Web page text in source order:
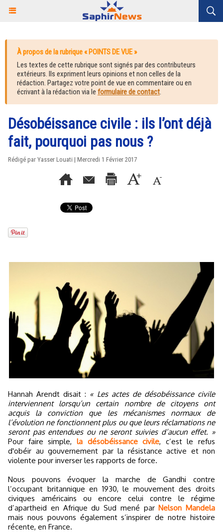
À propos de la rubrique « POINTS DE VUE »
Les textes de cette rubrique sont signés par des contributeurs
extérieurs. Ils expriment leurs opinions et non celles de la
rédaction. Partagez votre point de vue en commentaire ou en
écrivant à la rédaction via le formulaire de contact.
Désobéissance civile : ils l’ont déjà
fait, pourquoi pas nous ?
Rédigé par Yasser Louati | Mercredi 1 Février 2017
Hannah Arendt disait : « Les actes de désobéissance civile
interviennent lorsqu’un certain nombre de citoyens ont
acquis la conviction que les mécanismes normaux de
l’évolution ne fonctionnent plus ou que leurs réclamations ne
seront pas entendues ou ne seront suivies d’aucun effet. »
Pour faire simple, la désobéissance civile, c’est le refus
d'obéir au gouvernement par la résistance active et non
violente pour inverser les rapports de force.
Nous pouvons évoquer la marche de Gandhi contre
l’occupant britannique en 1930, le mouvement des droits
civiques américains ou encore celui contre le régime
d’apartheid en Afrique du Sud mené parNelson Mandela
mais nous pouvons également s’inspirer de notre histoire
récente, en France.